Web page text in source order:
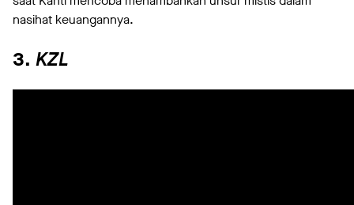
nasihat keuangannya.
3. KZL